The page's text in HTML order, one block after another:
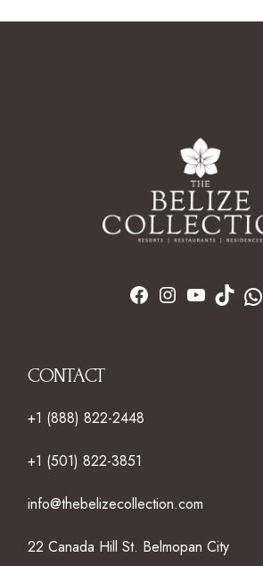
CONTACT
+1 (888) 822-2448
+1 (501) 822-3851
info@thebelizecollection.com
22 Canada Hill St. Belmopan City